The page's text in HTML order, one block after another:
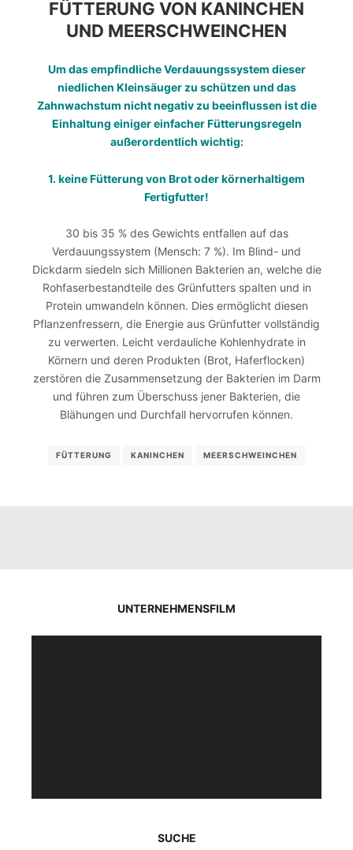
FÜTTERUNG VON KANINCHEN
UND MEERSCHWEINCHEN
Um das empfindliche Verdauungssystem dieser
niedlichen Kleinsäuger zu schützen und das
Zahnwachstum nicht negativ zu beeinflussen ist die
Einhaltung einiger einfacher Fütterungsregeln
außerordentlich wichtig:
1. keine Fütterung von Brot oder körnerhaltigem
Fertigfutter!
30 bis 35 % des Gewichts entfallen auf das
Verdauungssystem (Mensch: 7 %). Im Blind- und
Dickdarm siedeln sich Millionen Bakterien an, welche die
Rohfaserbestandteile des Grünfutters spalten und in
Protein umwandeln können. Dies ermöglicht diesen
Pflanzenfressern, die Energie aus Grünfutter vollständig
zu verwerten. Leicht verdauliche Kohlenhydrate in
Körnern und deren Produkten (Brot, Haferflocken)
zerstören die Zusammensetzung der Bakterien im Darm
und führen zum Überschuss jener Bakterien, die
Blähungen und Durchfall hervorrufen können.
FÜTTERUNG KANINCHEN MEERSCHWEINCHEN
UNTERNEHMENSFILM
SUCHE